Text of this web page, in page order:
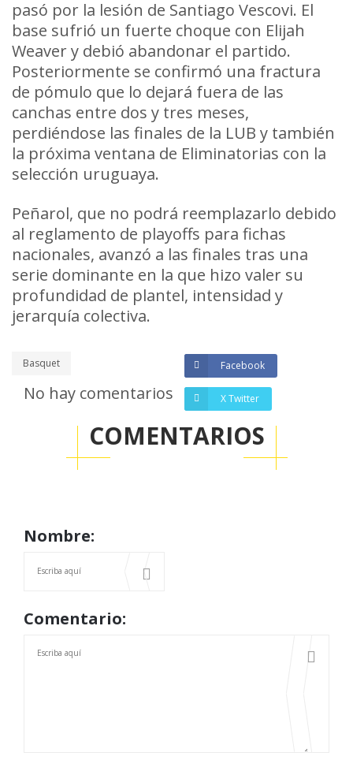
pasó por la lesión de Santiago Vescovi. El
base sufrió un fuerte choque con Elijah
Weaver y debió abandonar el partido.
Posteriormente se confirmó una fractura
de pómulo que lo dejará fuera de las
canchas entre dos y tres meses,
perdiéndose las finales de la LUB y también
la próxima ventana de Eliminatorias con la
selección uruguaya.
Peñarol, que no podrá reemplazarlo debido
al reglamento de playoffs para fichas
nacionales, avanzó a las finales tras una
serie dominante en la que hizo valer su
profundidad de plantel, intensidad y
jerarquía colectiva.
Basquet Facebook
X Twitter
COMENTARIOS
Nombre:
Comentario:
No hay comentarios